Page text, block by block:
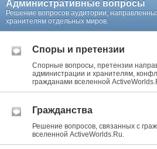
Административные вопросы
Решение вопросов аудитории,
хранителям отдельных миров.
Споры и претензии
Спорные вопросы, претензии
администрации и хранителям,
гражданами вселенной
Гражданства
Решение вопросов, связанных с
вселенной ActiveWorlds.Ru.